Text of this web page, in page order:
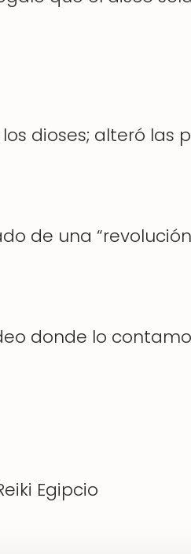
dioses; alteró
de una
donde lo
Egipcio